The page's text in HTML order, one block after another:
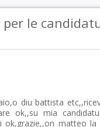
per le
diu battista
ok,,su mia
matteo la